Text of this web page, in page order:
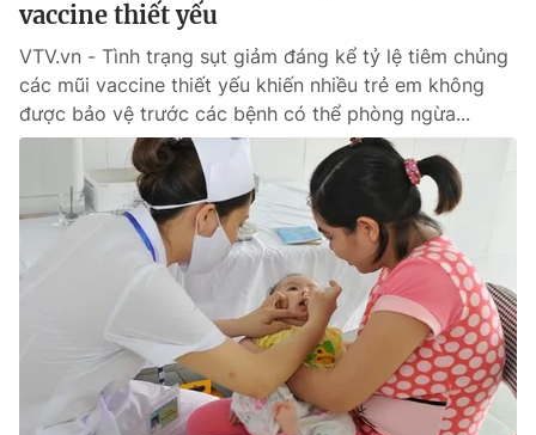
® Cấm sao chép dưới mọi hình thức nếu không có sự chấp
thuận bằng văn bản. Ghi rõ nguồn VTV.vn khi phát hành lại
thông tin từ website này.
vaccine thiết yếu
VTV.vn - Tình trạng sụt giảm đáng kể tỷ lệ tiêm chủng
các mũi vaccine thiết yếu khiến nhiều trẻ em không
được bảo vệ trước các bệnh có thể phòng ngừa...